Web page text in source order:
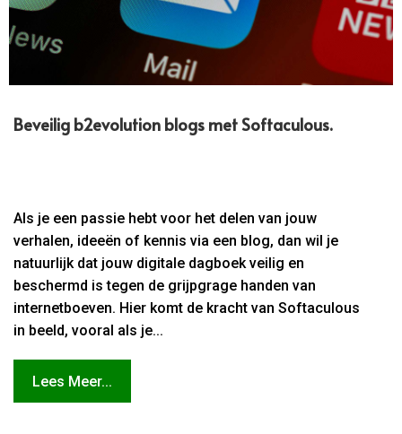
Beveilig b2evolution blogs met Softaculous.​
Als je een passie hebt voor het delen van jouw
verhalen, ideeën of kennis via een blog, dan wil je
natuurlijk dat jouw digitale dagboek veilig en
beschermd is tegen de grijpgrage handen van
internetboeven. Hier komt de kracht van Softaculous
in beeld, vooral als je...
Lees Meer...